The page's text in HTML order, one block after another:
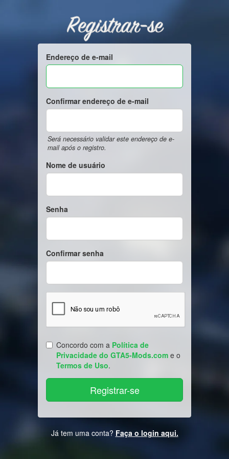
Registrar-se
Endereço de e-mail
Confirmar endereço de e-mail
Será necessário validar este endereço de e-
mail após o registro.
Nome de usuário
Senha
Confirmar senha
Concordo com a Política de
Privacidade do GTA5-Mods.com e o
Termos de Uso.
Já tem uma conta? Faça o login aqui.